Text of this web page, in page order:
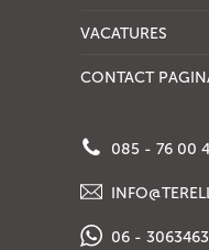
VACATURES
CONTACT
085 - 76 00
06 -